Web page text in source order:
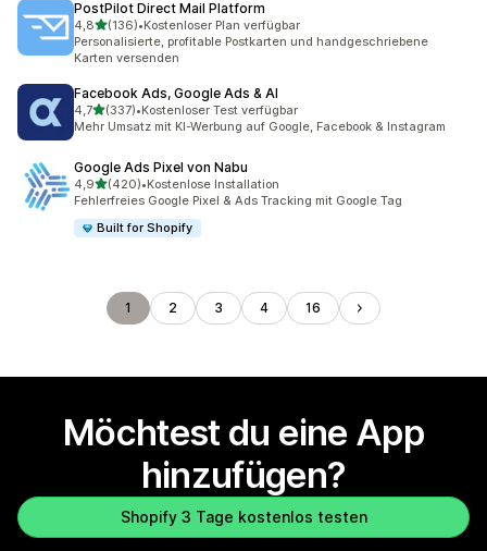
PostPilot Direct Mail Platform
4,8von 5 Sternen
(136)
136 Rezensionen insgesamt
•Kostenloser Plan verfügbar
Personalisierte, profitable Postkarten und handgeschriebene
Karten versenden
Facebook Ads, Google Ads & AI
4,7von 5 Sternen
(337)
337 Rezensionen insgesamt
•Kostenloser Test verfügbar
Mehr Umsatz mit KI-Werbung auf Google, Facebook & Instagram
Google Ads Pixel von Nabu
4,9von 5 Sternen
(420)
420 Rezensionen insgesamt
•Kostenlose Installation
Fehlerfreies Google Pixel & Ads Tracking mit Google Tag
Built for Shopify
1 2 3 4 16
Möchtest du eine App
hinzufügen?
Shopify 3 Tage kostenlos testen